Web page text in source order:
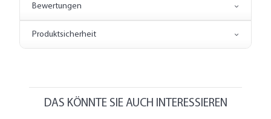
Bewertungen
Produktsicherheit
DAS KÖNNTE SIE AUCH INTERESSIEREN